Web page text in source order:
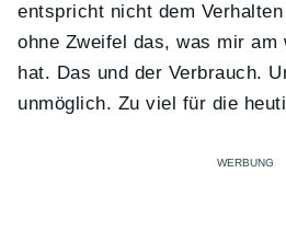
entspricht nicht dem
ohne Zweifel das, was mir am
hat. Das und der Verbrauch.
unmöglich. Zu viel für die